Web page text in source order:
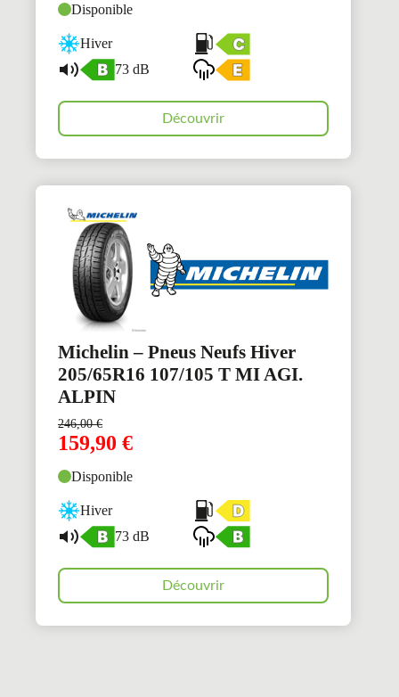
Disponible
Hiver
73 dB
Découvrir
Michelin – Pneus Neufs Hiver
205/65R16 107/105 T MI AGI.
ALPIN
246,00€
159,90 €
Disponible
Hiver
73 dB
Découvrir